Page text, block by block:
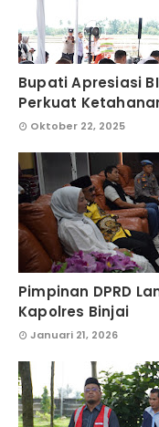
Bupati Apresiasi
Perkuat
Oktober 22, 2025
Pimpinan DPRD
Kapolres Binjai
Januari 21, 2026